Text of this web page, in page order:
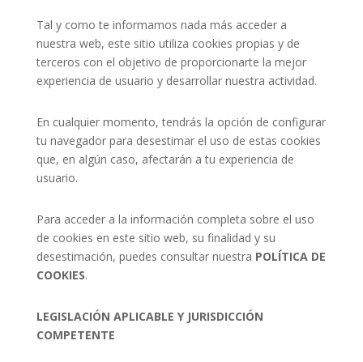
Tal y como te informamos nada más acceder a
nuestra web, este sitio utiliza cookies propias y de
terceros con el objetivo de proporcionarte la mejor
experiencia de usuario y desarrollar nuestra actividad.
En cualquier momento, tendrás la opción de configurar
tu navegador para desestimar el uso de estas cookies
que, en algún caso, afectarán a tu experiencia de
usuario.
Para acceder a la información completa sobre el uso
de cookies en este sitio web, su finalidad y su
desestimación, puedes consultar nuestra POLÍTICA DE
COOKIES.
LEGISLACIÓN APLICABLE Y JURISDICCIÓN
COMPETENTE